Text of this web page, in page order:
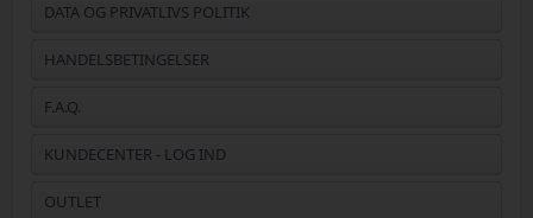
DATA OG PRIVATLIVS POLITIK
HANDELSBETINGELSER
F.A.Q.
KUNDECENTER - LOG IND
OUTLET